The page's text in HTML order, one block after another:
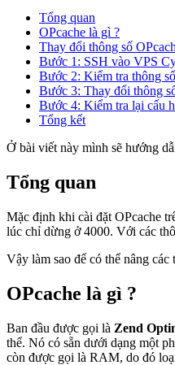
Tổng quan
OPcache là gì ?
Thay đổi thông số
Bước 1: SSH vào VPS
Bước 2: Kiểm tra thông
Bước 3: Thay đổi thông
Bước 4: Kiểm tra lại cấu
Tổng kết
Ở bài viết này mình sẽ hướng
Tổng quan
Mặc định khi cài đặt OPcache
lúc chỉ dừng ở 4000. Với các
Vậy làm sao để có thể nâng
OPcache là gì ?
Ban đầu được gọi là Zend
thể. Nó có sẵn dưới dạng một
còn được gọi là RAM, do đó